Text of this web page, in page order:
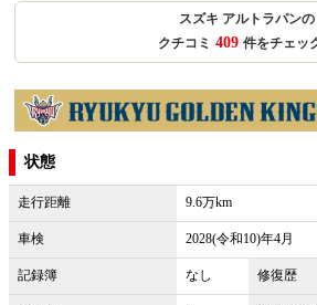
スズキ アルトラパンの
クチコミ 409 件をチェッ
状態
走行距離 9.6万km
車検 2028(令和10)年4月
記録簿 なし 修復歴